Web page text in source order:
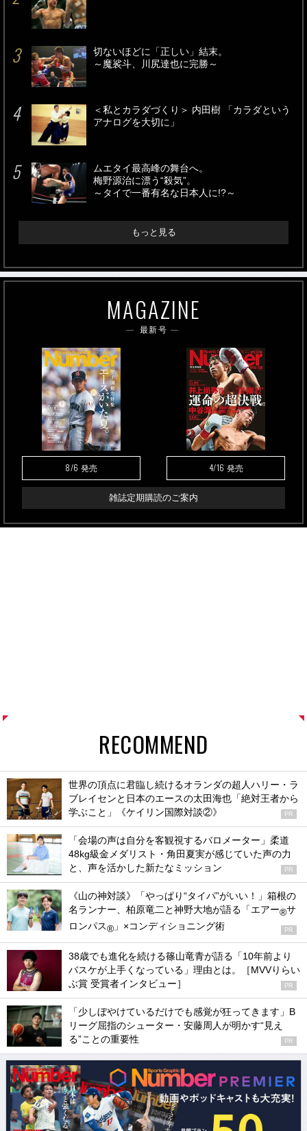
切ないほどに「正しい」結末。
～魔裟斗、川尻達也に完勝～
＜私とカラダづくり＞ 内田樹 「カラダという
アナログを大切に」
ムエタイ最高峰の舞台へ。
梅野源治に漂う“殺気”。
～タイで一番有名な日本人に!?～
もっと見る
MAGAZINE
最新号
8/6 発売 4/16 発売
雑誌定期購読のご案内
RECOMMEND
世界の頂点に君臨し続けるオランダの超人ハリー・ラ
ブレイセンと日本のエースの太田海也「絶対王者から
学ぶこと」《ケイリン国際対談②》
PR
「会場の声は自分を客観視するバロメーター」柔道
48kg級金メダリスト・角田夏実が感じていた声の力
と、声を活かした新たなミッション
PR
《山の神対談》「やっぱり“タイパ”がいい！」箱根の
名ランナー、柏原竜二と神野大地が語る「エアー®サ
ロンパス® 」×コンディショニング術 PR
38歳でも進化を続ける篠山竜青が語る「10年前より
バスケが上手くなっている」理由とは。［MVVりらい
ぶ賞 受賞者インタビュー］
PR
「少しぼやけているだけでも感覚が狂ってきます」B
リーグ屈指のシューター・安藤周人が明かす“見え
る”ことの重要性
PR